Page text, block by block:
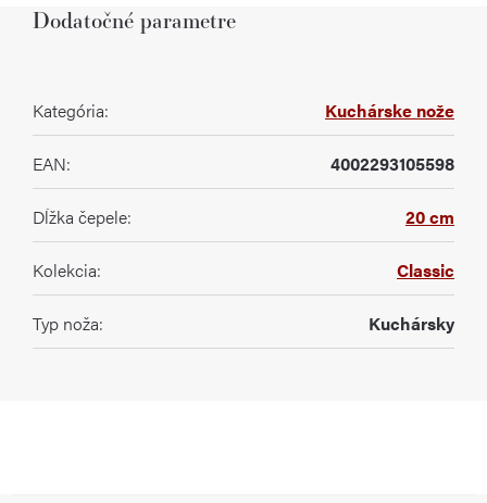
Dodatočné parametre
Kategória: Kuchárske nože
EAN: 4002293105598
Dĺžka čepele: 20 cm
Kolekcia: Classic
Typ noža: Kuchársky